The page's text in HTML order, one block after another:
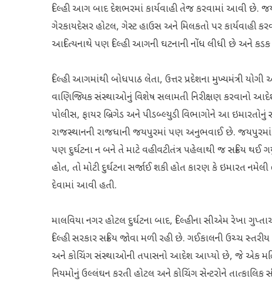
દિલ્હી આગ બાદ દેશભરમાં કાર્યવાહી તેજ કરવામાં આવી છે.
ગેરકાયદેસર હોટલ, ગેસ્ટ હાઉસ અને મિલકતો પર કાર્યવાહી
આદિત્યનાથે પણ દિલ્હી આગની ઘટનાની નોંધ લીધી છે અને
દિલ્હી આગમાંથી બોધપાઠ લેતા, ઉત્તર પ્રદેશના મુખ્યમંત્રી
વાણિજ્યિક સંસ્થાઓનું વિશેષ સલામતી નિરીક્ષણ કરવાનો
પોલીસ, ફાયર બ્રિગેડ અને પીડબ્લ્યુડી વિભાગોને આ
રાજસ્થાનની રાજધાની જયપુરમાં પણ અનુભવાઈ છે. જયપુરમાં
પણ દુર્ઘટના ન બને તે માટે વહીવટીતંત્ર પહેલાથી જ સક્રિય
હોત, તો મોટી દુર્ઘટના સર્જાઈ શકી હોત કારણ કે ઇમારત
દેવામાં આવી હતી.
માલવિયા નગર હોટલ દુર્ઘટના બાદ, દિલ્હીના સીએમ રેખા
દિલ્હી સરકાર સક્રિય જોવા મળી રહી છે. ગઈકાલની ઉચ્ચ
અને કોચિંગ સંસ્થાઓની તપાસનો આદેશ આપ્યો છે, જે એક
નિયમોનું ઉલ્લંઘન કરતી હોટલ અને કોચિંગ સેન્ટરોને